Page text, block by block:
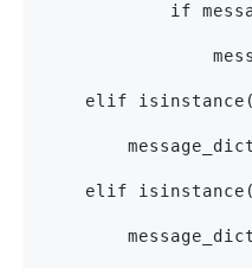
if
elif
elif